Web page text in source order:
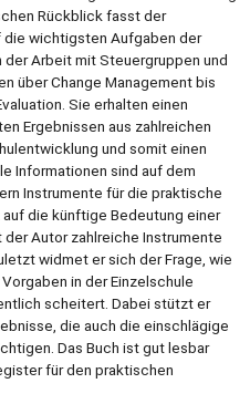
Rückblick fasst der
die wichtigsten Aufgaben der
Arbeit mit Steuergruppen und
über Change Management bis
Sie erhalten einen
Ergebnissen aus zahlreichen
und somit einen
Informationen sind auf dem
Instrumente für die praktische
die künftige Bedeutung einer
Autor zahlreiche Instrumente
widmet er sich der Frage, wie
in der Einzelschule
scheitert. Dabei stützt er
die auch die einschlägige
Das Buch ist gut lesbar
für den praktischen